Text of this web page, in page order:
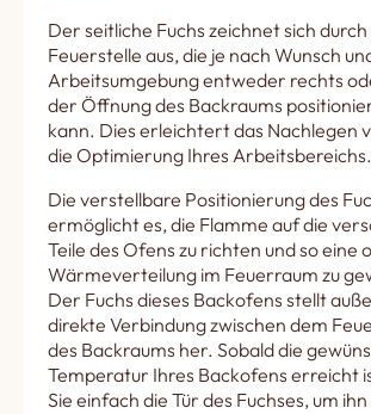
Der seitliche Fuchs zeichnet sich durch
Feuerstelle aus, die je nach Wunsch
Arbeitsumgebung entweder rechts
der Öffnung des Backraums
kann. Dies erleichtert das Nachlegen
die Optimierung Ihres Arbeitsbereichs.
Die verstellbare Positionierung des
ermöglicht es, die Flamme auf die
Teile des Ofens zu richten und so eine
Wärmeverteilung im Feuerraum zu
Der Fuchs dieses Backofens stellt
direkte Verbindung zwischen dem
des Backraums her. Sobald die
Temperatur Ihres Backofens erreicht
Sie einfach die Tür des Fuchses, um